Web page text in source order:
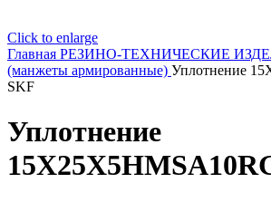
Click to enlarge
Главная РЕЗИНО-ТЕХНИЧЕСКИЕ
(манжеты армированные) Уплотнение
SKF
Уплотнение